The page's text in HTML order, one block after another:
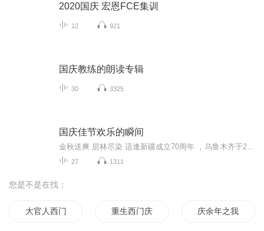
2020国庆 宏恩FCE集训
12 921
国庆教练的朗读专辑
30 3325
国庆佳节欢乐的瞬间
27 1311
您是不是在找：
大官人西门庆 重生西门庆 庆余年之我叫王